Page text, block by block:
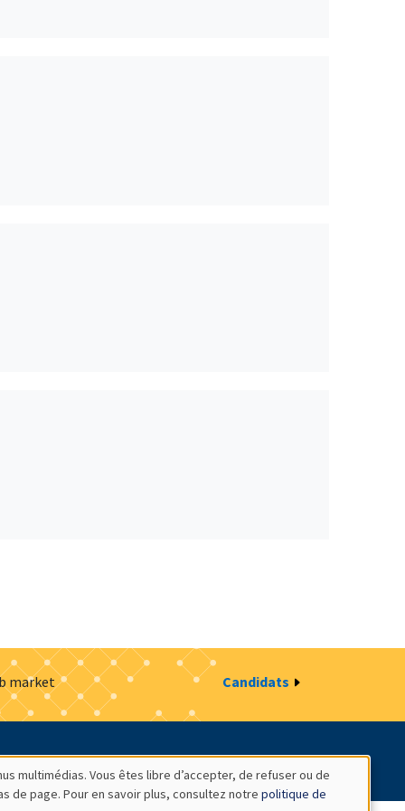
market Candidats
des cookies Intranet
multimédias. Vous êtes libre d’accepter, de refuser ou de
de page. Pour en savoir plus, consultez notre politique de